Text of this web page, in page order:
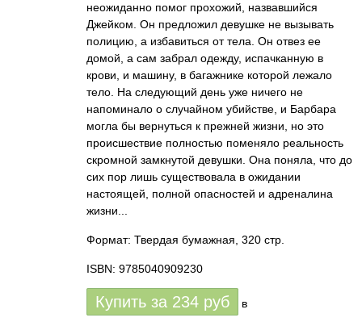
неожиданно помог прохожий, назвавшийся
Джейком. Он предложил девушке не вызывать
полицию, а избавиться от тела. Он отвез ее
домой, а сам забрал одежду, испачканную в
крови, и машину, в багажнике которой лежало
тело. На следующий день уже ничего не
напоминало о случайном убийстве, и Барбара
могла бы вернуться к прежней жизни, но это
происшествие полностью поменяло реальность
скромной замкнутой девушки. Она поняла, что до
сих пор лишь существовала в ожидании
настоящей, полной опасностей и адреналина
жизни...
Формат: Твердая бумажная, 320 стр.
ISBN: 9785040909230
Купить за 234 руб в